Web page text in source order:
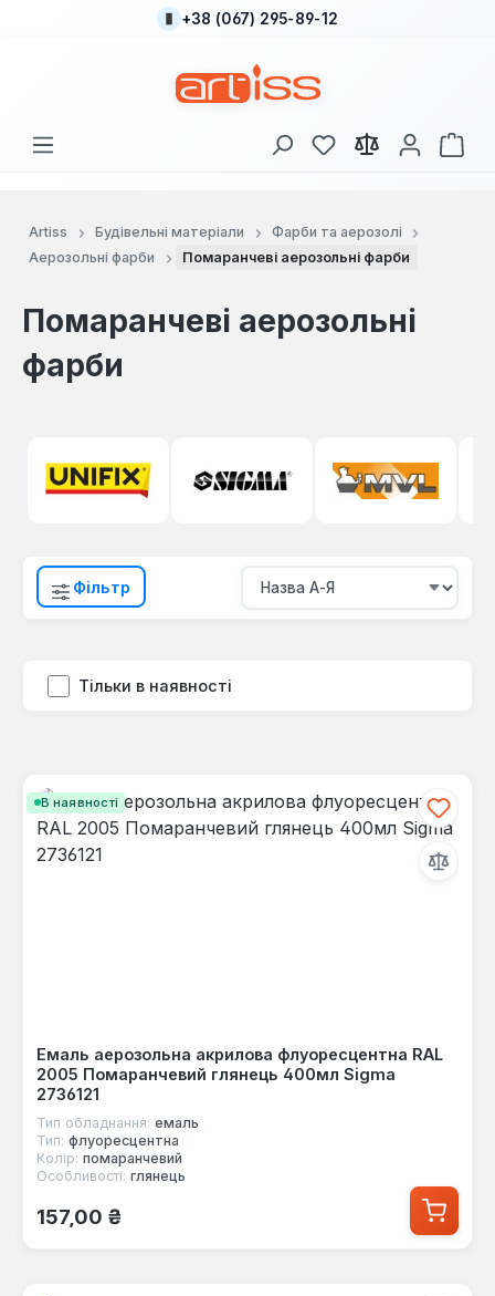
Перейти до основного вмісту
+38 (067) 295-89-12
У вас є 0 у списку
Artiss Будівельні матеріали
Фарби та аерозолі
Аерозольні фарби
Помаранчеві аерозольні фарби
Помаранчеві аерозольні
фарби
Фільтр
Тільки в наявності
В наявності
Емаль аерозольна акрилова флуоресцентна RAL
2005 Помаранчевий глянець 400мл Sigma
2736121
Тип обладнання: емаль
Тип: флуоресцентна
Колір: помаранчевий
Особливості: глянець
Звичайна ціна:
157,00 ₴